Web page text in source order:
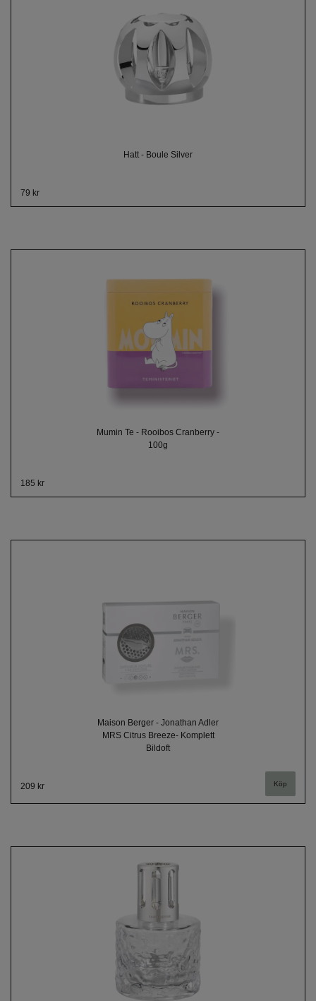
Hatt - Boule Silver
79 kr
Mumin Te - Rooibos Cranberry -
100g
185 kr
Maison Berger - Jonathan Adler
MRS Citrus Breeze- Komplett
Bildoft
209 kr